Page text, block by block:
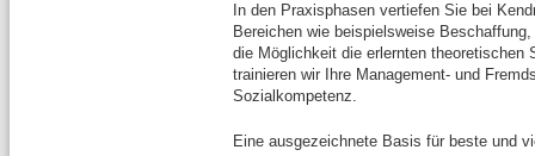
In den Praxisphasen vertiefen Sie bei
Bereichen wie beispielsweise
die Möglichkeit die erlernten
trainieren wir Ihre Management- und
Sozialkompetenz.
Eine ausgezeichnete Basis für beste und